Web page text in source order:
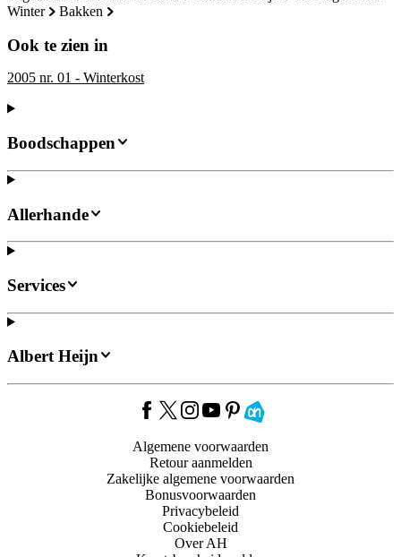
winter
bakken
Ook te zien in
2005 nr. 01 - Winterkost
Boodschappen
Allerhande
Services
Albert Heijn
Algemene voorwaarden
Retour aanmelden
Zakelijke algemene voorwaarden
Bonusvoorwaarden
Privacybeleid
Cookiebeleid
Over AH